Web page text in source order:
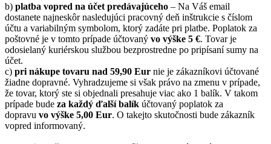
b) platba vopred na účet predávajúceho – Na Váš email
dostanete najneskôr nasledujúci pracovný deň inštrukcie s číslom
účtu a variabilným symbolom, ktorý zadáte pri platbe. Poplatok za
poštovné je v tomto prípade účtovaný vo výške 5 €. Tovar je
odosielaný kuriérskou službou bezprostredne po pripísaní sumy na
účet.
c) pri nákupe tovaru nad 59,90 Eur nie je zákazníkovi účtované
žiadne dopravné. Vyhradzujeme si však právo na zmenu v prípade,
že tovar, ktorý ste si objednali presahuje viac ako 1 balík. V takom
prípade bude za každý ďalší balík účtovaný poplatok za
dopravu vo výške 5,00 Eur. O takejto skutočnosti bude zákazník
vopred informovaný.